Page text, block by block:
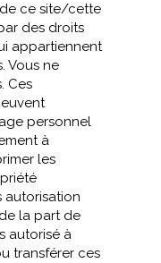
ce site/cette
des droits
appartiennent
Vous ne
Ces
personnel
à
les
autorisation
la part de
autorisé à
transférer ces